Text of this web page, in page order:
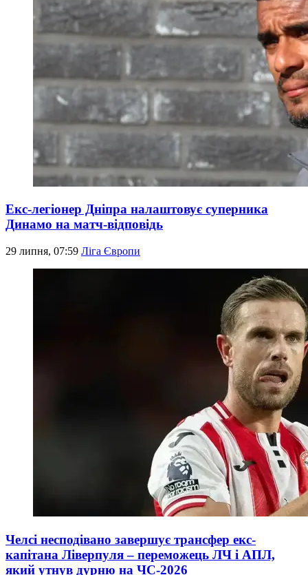
Екс-легіонер Дніпра налаштовує суперника
Динамо на матч-відповідь
29 липня, 07:59 Ліга Європи
Челсі несподівано завершує трансфер екс-
капітана Ліверпуля – переможець ЛЧ і АПЛ,
який утнув дурню на ЧС-2026